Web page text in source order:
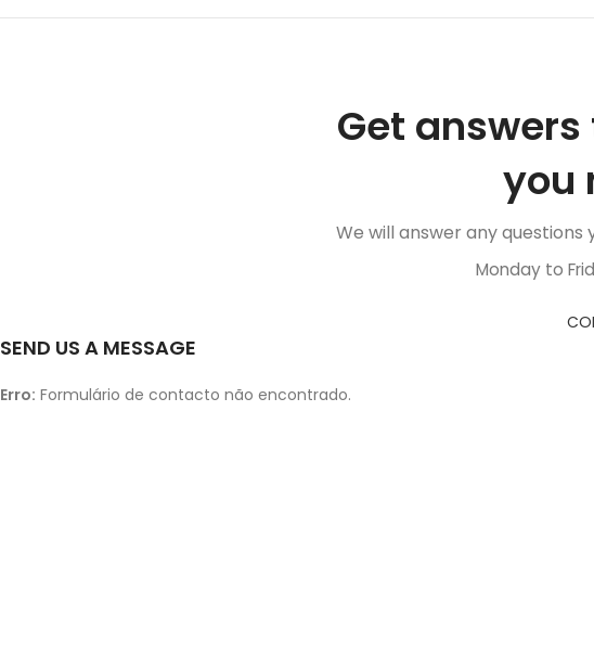
Get
you
We will answer any
Monday to
SEND US A MESSAGE
Erro: Formulário de contacto não encontrado.